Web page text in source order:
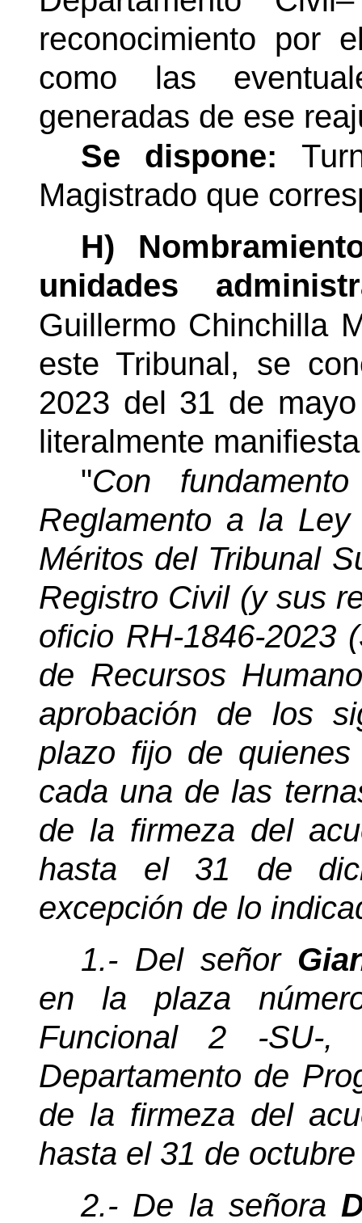
reconocimiento por
como las
generadas de ese
Se dispone:
Magistrado que
H)
unidades
Guillermo Chinchilla
este Tribunal, se
2023 del 31 de
literalmente
"Con
Reglamento a la
Méritos del Tribunal
Registro Civil (y sus
oficio RH-1846-2023
de Recursos
aprobación de los
plazo fijo de
cada una de las
de la firmeza del
hasta el 31 de
excepción de lo
1.- Del señor
en la plaza
Funcional 2 -SU-,
Departamento de
de la firmeza del
hasta el 31 de
2.- De la señora